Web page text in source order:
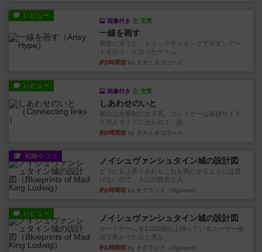
レビュー
画像付き 充実
一線を画す
簡単に言うと、トリックテイキングでモダンアー
トを行う、と言ったゲーム。...
約5時間前 by タカミネコウヘイ
レビュー
画像付き 充実
しあわせのいと
舞台は全寮制の女子高。プレイヤーは探偵サイド
と犯人サイドに分かれて、探...
約5時間前 by タカミネコウヘイ
戦略やコツ ノイシュヴァンシュタイン城の設計図
どうにも上手くあれもこれも満たせるようには置
けないので、入口の除去と入...
約6時間前 by オグランド（Oguland）
レビュー ノイシュヴァンシュタイン城の設計図
ボードゲームを1,000個以上持っているユーザー視
点で良かった点と悪か...
約6時間前 by オグランド（Oguland）